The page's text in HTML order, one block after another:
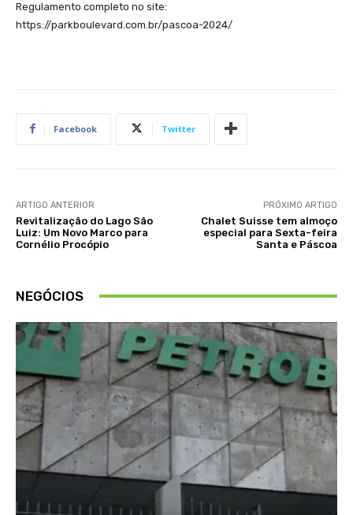
Regulamento completo no site:
https://parkboulevard.com.br/pascoa-2024/
Facebook Twitter
ARTIGO ANTERIOR
Revitalização do Lago São
Luiz: Um Novo Marco para
Cornélio Procópio
PRÓXIMO ARTIGO
Chalet Suisse tem almoço
especial para Sexta-feira
Santa e Páscoa
NEGÓCIOS